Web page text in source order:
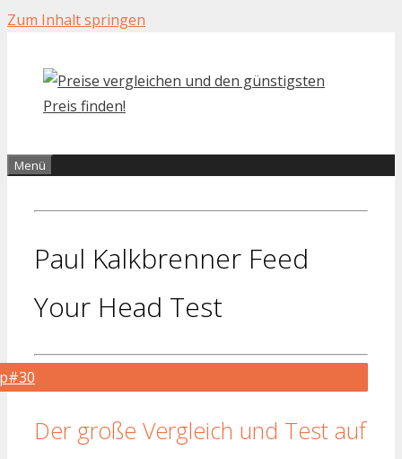
Zum Inhalt springen
Menü
Paul Kalkbrenner Feed
Your Head Test
Der große Vergleich und Test auf